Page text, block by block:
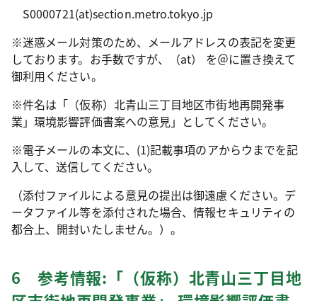
S0000721(at)section.metro.tokyo.jp
※迷惑メール対策のため、メールアドレスの表記を変更
しております。お手数ですが、（at） を＠に置き換えて
御利用ください。
※件名は「（仮称）北青山三丁目地区市街地再開発事
業」環境影響評価書案への意見」としてください。
※電子メールの本文に、(1)記載事項のアからウまでを記
入して、送信してください。
（添付ファイルによる意見の提出は御遠慮ください。デ
ータファイル等を添付された場合、情報セキュリティの
都合上、開封いたしません。）。
6 参考情報:「（仮称）北青山三丁目地